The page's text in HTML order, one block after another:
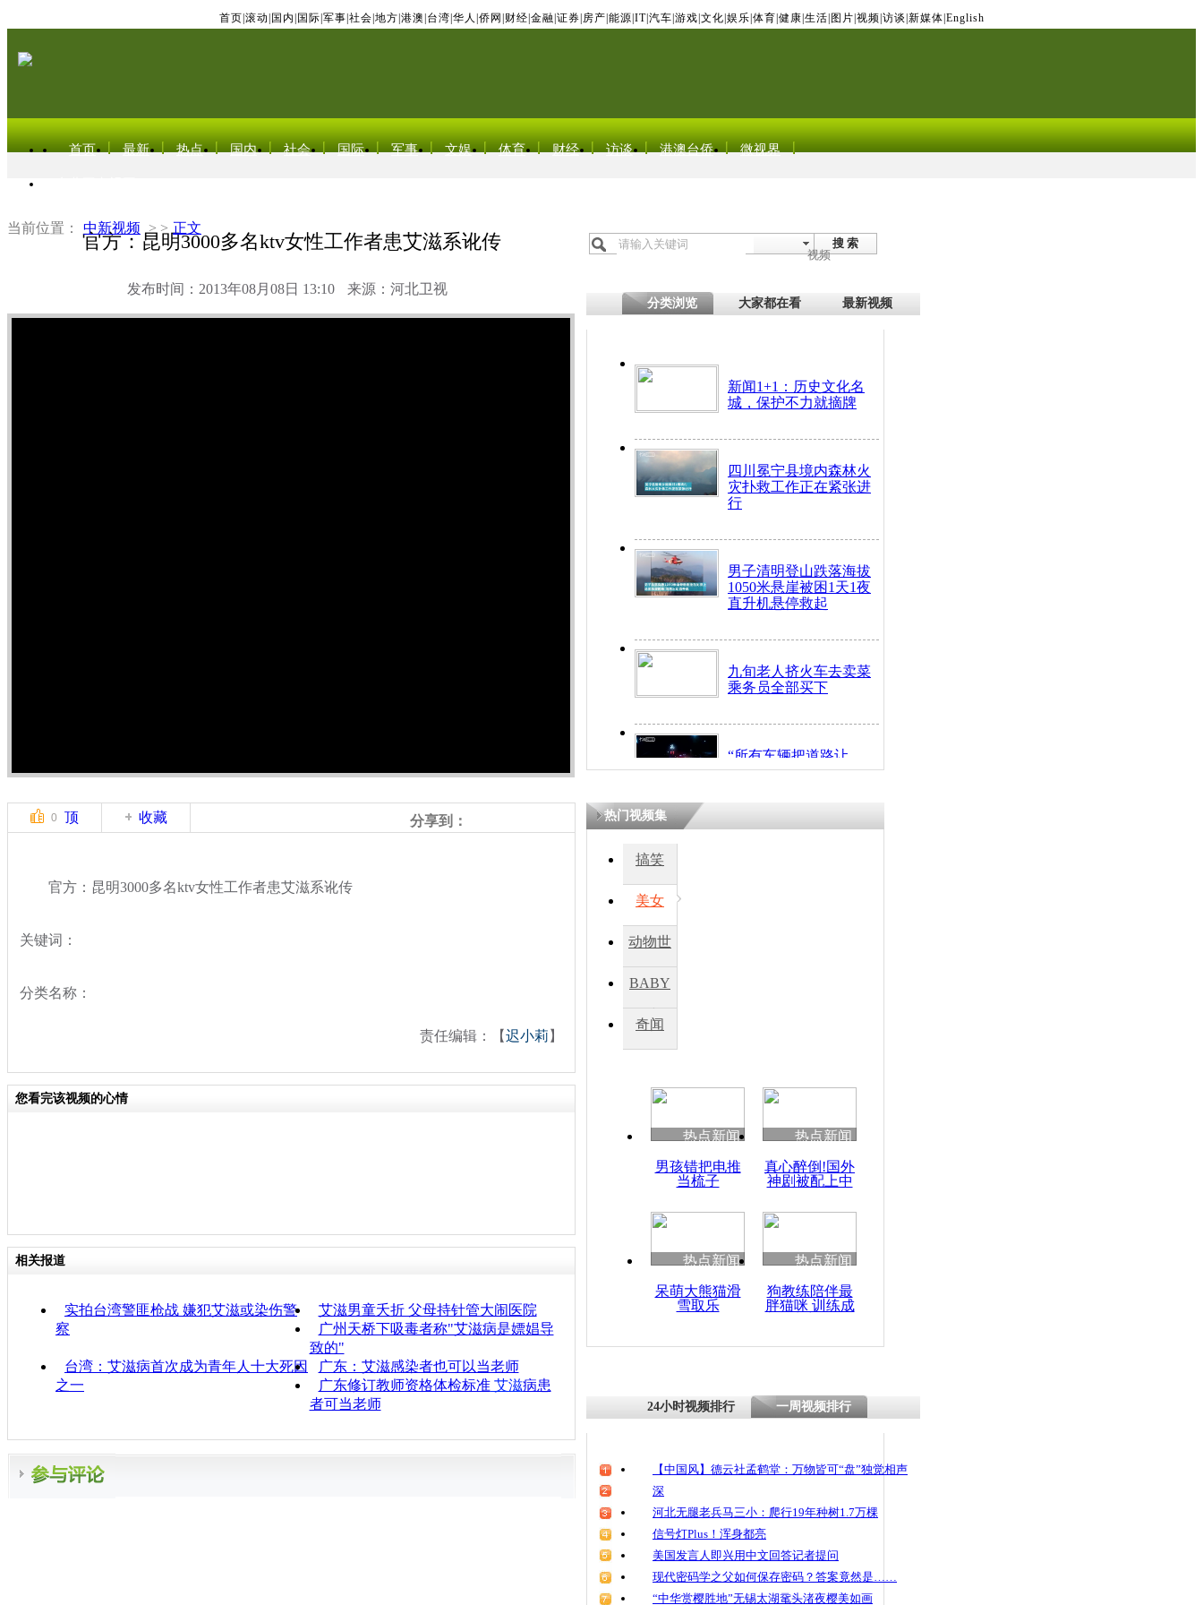
首页 滚动 国内 国际 军事 社会 地方 港澳 台湾 华人 侨网 财经 金融 证券 房产 能源 IT| 汽车 游戏 文化 娱乐 体育 健康 生活 图片 视频 访谈 新媒体 English
首页 最新 热点 国内 社会 国际 军事 文娱 体育 财经 访谈 港澳台侨 微视界
当前位置： 中新视频 > > 正文
官方：昆明3000多名ktv女性工作者患艾滋系讹传
发布时间：2013年08月08日 13:10 来源：河北卫视
搜 索
视频
分类浏览 大家都在看 最新视频
新闻1+1：历史文化名
城，保护不力就摘牌
四川冕宁县境内森林火
灾扑救工作正在紧张进
行
男子清明登山跌落海拔
1050米悬崖被困1天1夜
直升机悬停救起
九旬老人挤火车去卖菜
乘务员全部买下
“所有车辆把道路让
开！”儿童突发疾病交
四川兴文苗乡上万人欢
度苗族花山节
清明祭英烈 哀思悼忠
官方：昆明3000多名
0 顶 收藏 分享到：
官方：昆明3000多名ktv女性工作者患艾滋系讹传
关键词：
分类名称：
责任编辑：【迟小莉 】
您看完该视频的心情
相关报道
实拍台湾警匪枪战 嫌犯艾滋或染伤警
察
艾滋男童夭折 父母持针管大闹医院
广州天桥下吸毒者称"艾滋病是嫖娼导
致的"
台湾：艾滋病首次成为青年人十大死因
之一
广东：艾滋感染者也可以当老师
广东修订教师资格体检标准艾滋病患
者可当老师
热门视频集
搞笑
美女
动物世
BABY
秀
奇闻
热点新闻
男孩错把电推
当梳子
热点新闻
真心醉倒!国外
神剧被配上中
热点新闻
呆萌大熊猫滑
雪取乐
热点新闻
狗教练陪伴最
胖猫咪 训练成
24小时视频排行 一周视频排行
【中国风】德云社孟鹤堂：万物皆可“盘”独觉相声
深
河北无腿老兵马三小：爬行19年种树1.7万棵
信号灯Plus！浑身都亮
美国发言人即兴用中文回答记者提问
现代密码学之父如何保存密码？答案竟然是……
“中华赏樱胜地”无锡太湖鼋头渚夜樱美如画